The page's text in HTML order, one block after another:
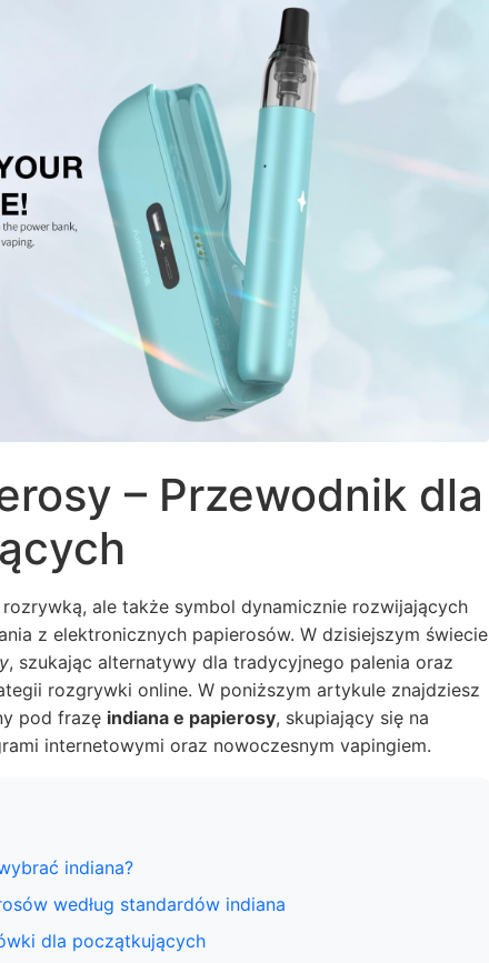
– Przewodnik dla
ale także symbol dynamicznie rozwijających
z elektronicznych papierosów. W dzisiejszym świecie
, szukając alternatywy dla tradycyjnego palenia oraz
rozgrywki online. W poniższym artykule znajdziesz
pod frazę indiana e papierosy, skupiający się na
internetowymi oraz nowoczesnym vapingiem.
indiana?
według standardów indiana
dla początkujących